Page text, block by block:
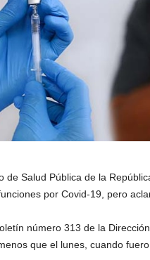
de Salud Pública de la
por Covid-19, pero
número 313 de la
que el lunes, cuando